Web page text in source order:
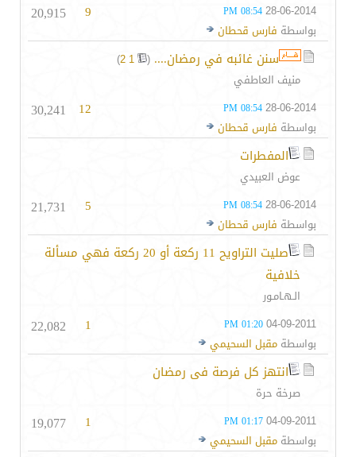
28-06-2014
08:54 PM
بواسطة فارس قحطان
9
20,915
سنن غائبه في رمضان.... (
1
2
)
منيف العاطفي
28-06-2014
08:54 PM
بواسطة فارس قحطان
12
30,241
المفطرات
عوض العبيدي
28-06-2014
08:54 PM
بواسطة فارس قحطان
5
21,731
صليت التراويح 11 ركعة أو 20 ركعة فهي مسألة
خلافية
الـهـامـور
04-09-2011
01:20 PM
بواسطة مقبل السحيمي
1
22,082
انتهز كل فرصة فى رمضان
صرخة حرة
04-09-2011
01:17 PM
بواسطة مقبل السحيمي
1
19,077